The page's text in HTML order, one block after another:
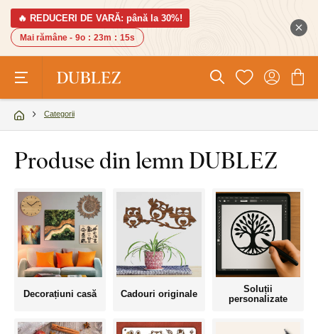
🔥 REDUCERI DE VARĂ: până la 30%!
Mai rămâne - 9o : 23m : 14s
Categorii
Produse din lemn DUBLEZ
Decorațiuni casă Cadouri originale
Soluții
personalizate